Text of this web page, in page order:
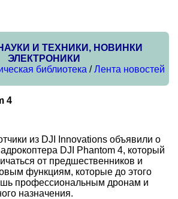
И ТЕХНИКИ, НОВИНКИ
ЭЛЕКТРОНИКИ
библиотека /Лента новостей
4
из DJI Innovations объявили о
DJI Phantom 4, который
от предшественников и
функциям, которые до этого
профессиональным дронам и
назначения.